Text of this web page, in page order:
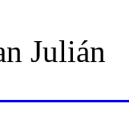
Julián